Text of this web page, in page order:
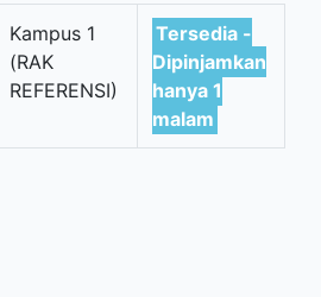
Kampus 1
(RAK
REFERENSI)
Tersedia -
Dipinjamkan
hanya 1
malam